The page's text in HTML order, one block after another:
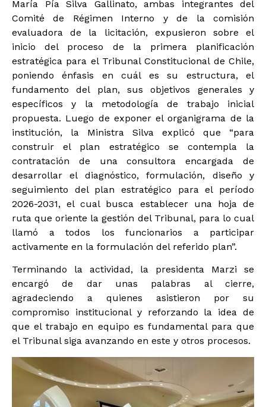
María Pía Silva Gallinato, ambas integrantes del
Comité de Régimen Interno y de la comisión
evaluadora de la licitación, expusieron sobre el
inicio del proceso de la primera planificación
estratégica para el Tribunal Constitucional de Chile,
poniendo énfasis en cuál es su estructura, el
fundamento del plan, sus objetivos generales y
específicos y la metodología de trabajo inicial
propuesta. Luego de exponer el organigrama de la
institución, la Ministra Silva explicó que “para
construir el plan estratégico se contempla la
contratación de una consultora encargada de
desarrollar el diagnóstico, formulación, diseño y
seguimiento del plan estratégico para el período
2026-2031, el cual busca establecer una hoja de
ruta que oriente la gestión del Tribunal, para lo cual
llamó a todos los funcionarios a participar
activamente en la formulación del referido plan”.
Terminando la actividad, la presidenta Marzi se
encargó de dar unas palabras al cierre,
agradeciendo a quienes asistieron por su
compromiso institucional y reforzando la idea de
que el trabajo en equipo es fundamental para que
el Tribunal siga avanzando en este y otros procesos.